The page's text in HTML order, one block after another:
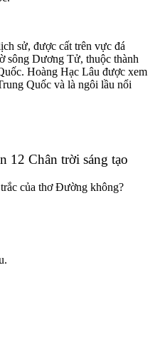
sử, được cất trên vực đá
sông Dương Tử, thuộc thành
Hoàng Hạc Lâu được xem
Quốc và là ngôi lầu nổi
12 Chân trời sáng tạo
của thơ Đường không?